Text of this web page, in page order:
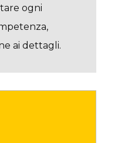
ogni
ai dettagli.